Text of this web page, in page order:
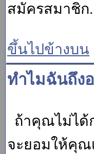
สมัครสมาชิก.
ขึ้นไปข้างบน
ทำไมฉันถึง
ถ้าคุณไม่ได้
จะยอมให้คุณ